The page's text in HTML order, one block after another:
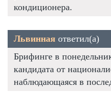
кондиционера.
Львинная ответил(а)
Брифинге в
кандидата от
наблюдающаяся в